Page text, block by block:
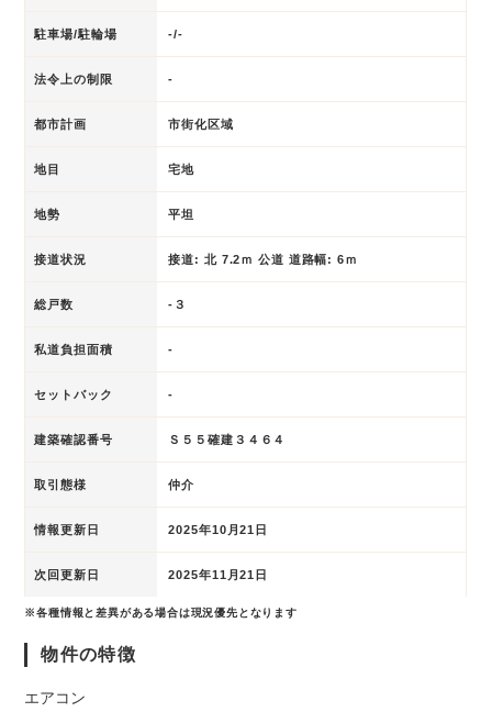
駐車場/駐輪場 -/-
法令上の制限 -
都市計画 市街化区域
地目 宅地
地勢 平坦
接道状況 接道: 北 7.2ｍ 公道 道路幅: 6ｍ
総戸数 -３
私道負担面積 -
セットバック -
建築確認番号 Ｓ５５確建３４６４
取引態様 仲介
情報更新日 2025年10月21日
次回更新日 2025年11月21日
※各種情報と差異がある場合は現況優先となります
物件の特徴
エアコン